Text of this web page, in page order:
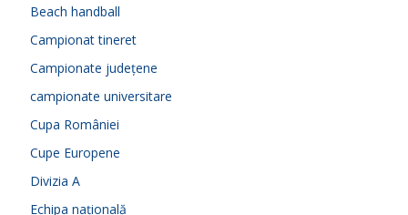
Beach handball
Campionat tineret
Campionate județene
campionate universitare
Cupa României
Cupe Europene
Divizia A
Echipa națională